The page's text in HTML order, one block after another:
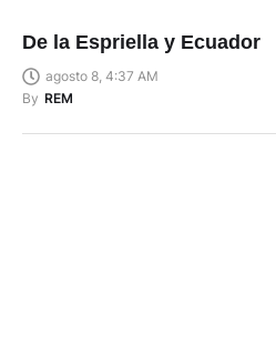
De la Espriella y Ecuador
agosto 8, 4:37 AM
By REM